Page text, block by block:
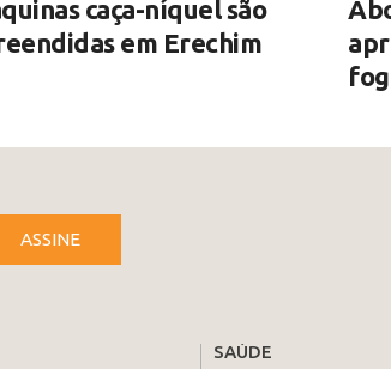
caça-níquel são
em Erechim
ASSINE
SAÚDE